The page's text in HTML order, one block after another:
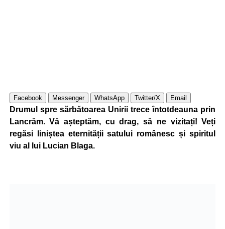
Facebook Messenger WhatsApp Twitter/X Email
Drumul spre sărbătoarea Unirii trece întotdeauna prin
Lancrăm. Vă așteptăm, cu drag, să ne vizitați! Veți
regăsi liniștea eternității satului românesc și spiritul
viu al lui Lucian Blaga.